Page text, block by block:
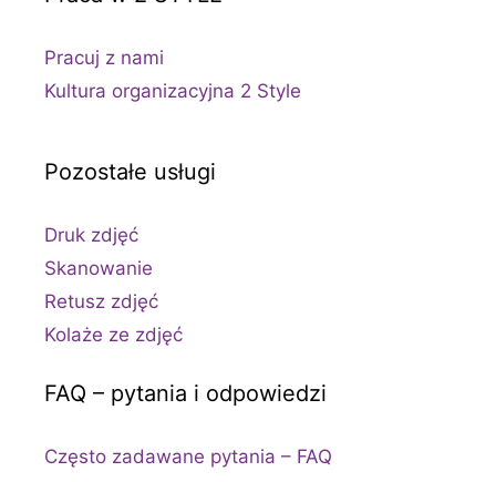
Pracuj z nami
Kultura organizacyjna 2 Style
Pozostałe usługi
Druk zdjęć
Skanowanie
Retusz zdjęć
Kolaże ze zdjęć
FAQ – pytania i odpowiedzi
Często zadawane pytania – FAQ